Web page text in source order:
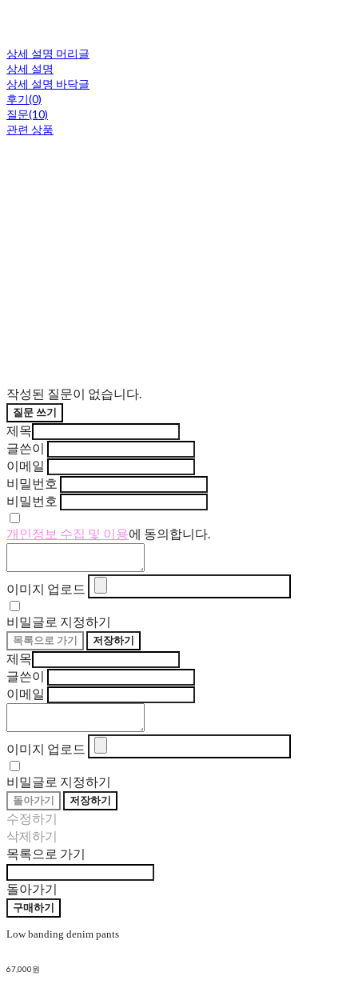
상세 설명 머리글
상세 설명
상세 설명 바닥글
후기(0)
질문(10)
관련 상품
작성된 질문이 없습니다.
질문 쓰기
제목
글쓴이
이메일
비밀번호
비밀번호
개인정보 수집 및 이용에 동의합니다.
이미지 업로드
비밀글로 지정하기
목록으로 가기 저장하기
제목
글쓴이
이메일
이미지 업로드
비밀글로 지정하기
돌아가기 저장하기
수정하기
삭제하기
목록으로 가기
돌아가기
구매하기
Low banding denim pants
67,000원